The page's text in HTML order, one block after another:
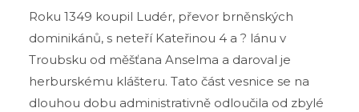
Roku 1349 koupil Ludér, převor brněnských
dominikánů, s neteří Kateřinou 4 a ? lánu v
Troubsku od měšťana Anselma a daroval je
herburskému klášteru. Tato část vesnice se na
dlouhou dobu administrativně odloučila od zbylé